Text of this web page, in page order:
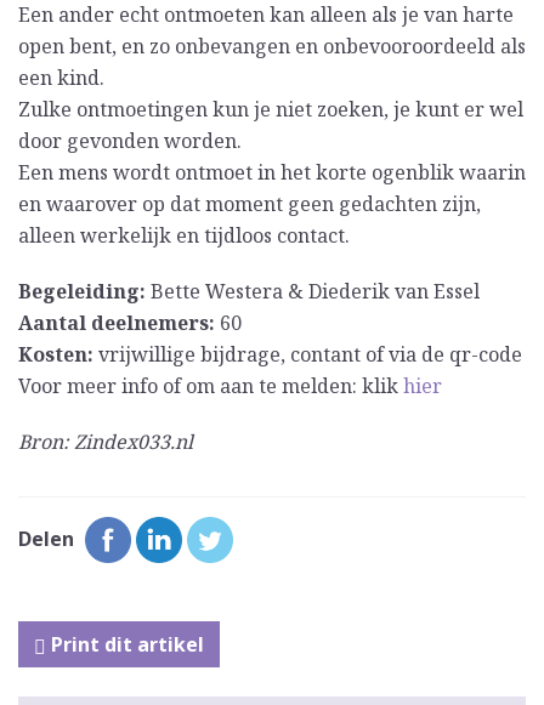
Een ander echt ontmoeten kan alleen als je van harte
open bent, en zo onbevangen en onbevooroordeeld als
een kind.
Zulke ontmoetingen kun je niet zoeken, je kunt er wel
door gevonden worden.
Een mens wordt ontmoet in het korte ogenblik waarin
en waarover op dat moment geen gedachten zijn,
alleen werkelijk en tijdloos contact.
Begeleiding: Bette Westera & Diederik van Essel
Aantal deelnemers: 60
Kosten: vrijwillige bijdrage, contant of via de qr-code
Voor meer info of om aan te melden: klikhier
Bron: Zindex033.nl
Delen
Print dit artikel